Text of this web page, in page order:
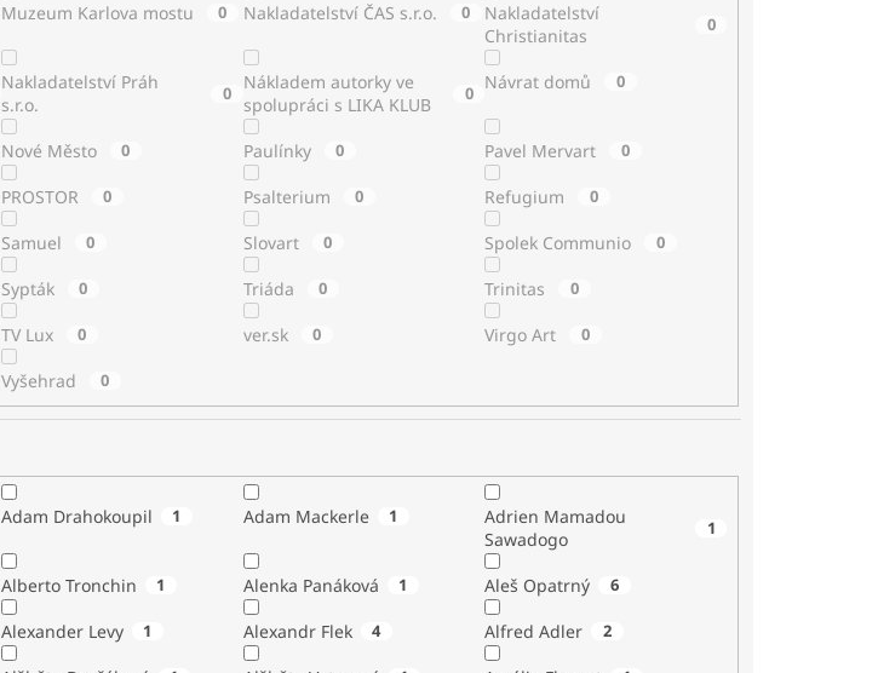
Muzeum Karlova mostu 0 Nakladatelství ČAS s.r.o. 0
Nakladatelství
Christianitas
0
Nakladatelství Práh
s.r.o.
0
Nákladem autorky ve
spolupráci s LIKA KLUB
0 Návrat domů 0
Nové Město 0 Paulínky 0 Pavel Mervart 0
PROSTOR 0 Psalterium 0 Refugium 0
Samuel 0 Slovart 0 Spolek Communio 0
Sypták 0 Triáda 0 Trinitas 0
TV Lux 0 ver.sk 0 Virgo Art 0
Vyšehrad 0
Adam Drahokoupil 1 Adam Mackerle 1
Adrien Mamadou
Sawadogo
1
Alberto Tronchin 1 Alenka Panáková 1 Aleš Opatrný 6
Alexander Levy 1 Alexandr Flek 4 Alfred Adler 2